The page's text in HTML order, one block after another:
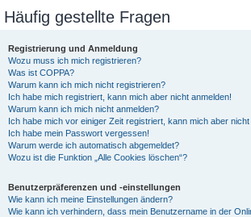
Häufig gestellte Fragen
Registrierung und Anmeldung
Wozu muss ich mich registrieren?
Was ist COPPA?
Warum kann ich mich nicht registrieren?
Ich habe mich registriert, kann mich aber nicht anmelden!
Warum kann ich mich nicht anmelden?
Ich habe mich vor einiger Zeit registriert, kann mich aber
Ich habe mein Passwort vergessen!
Warum werde ich automatisch abgemeldet?
Wozu ist die Funktion „Alle Cookies löschen“?
Benutzerpräferenzen und -einstellungen
Wie kann ich meine Einstellungen ändern?
Wie kann ich verhindern, dass mein Benutzername in der